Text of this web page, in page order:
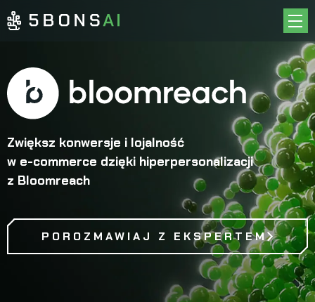
O NAS
CASE STUDIES
OFERTA
KARIERA
Zwiększ konwersje i lojalność
w e-commerce dzięki hiperpersonalizacji
z Bloomreach
POROZMAWIAJ Z EKSPERTEM